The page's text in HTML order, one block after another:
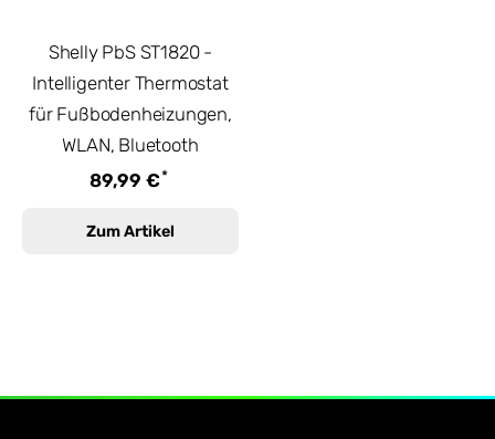
Shelly PbS ST1820 -
Intelligenter Thermostat
für Fußbodenheizungen,
WLAN, Bluetooth
89,99 €*
Zum Artikel